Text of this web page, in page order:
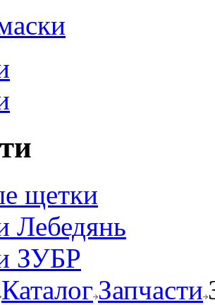
щетки
Лебедянь
ЗУБР
Каталог Запчасти